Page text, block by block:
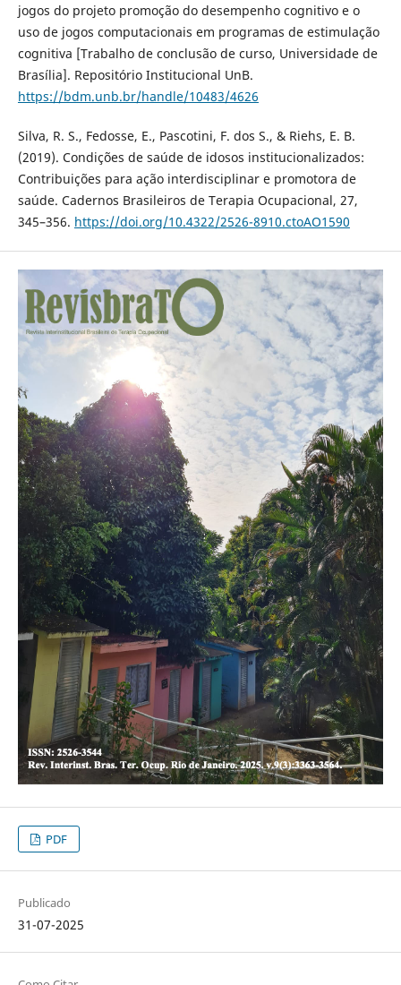
jogos do projeto promoção do desempenho cognitivo e o
uso de jogos computacionais em programas de estimulação
cognitiva [Trabalho de conclusão de curso, Universidade de
Brasília]. Repositório Institucional UnB.
https://bdm.unb.br/handle/10483/4626
Silva, R. S., Fedosse, E., Pascotini, F. dos S., & Riehs, E. B.
(2019). Condições de saúde de idosos institucionalizados:
Contribuições para ação interdisciplinar e promotora de
saúde. Cadernos Brasileiros de Terapia Ocupacional, 27,
345–356. https://doi.org/10.4322/2526-8910.ctoAO1590
PDF
Publicado
31-07-2025